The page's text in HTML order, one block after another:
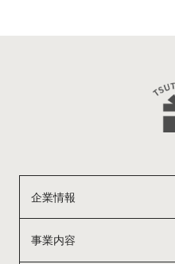
企業情報
事業内容